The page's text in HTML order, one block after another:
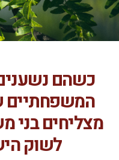
כשהם
המשפחתיים
מצליחים בני
לשוק